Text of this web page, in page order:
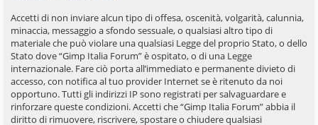
Accetti di non inviare alcun tipo di offesa, oscenità, volgarità, calunnia,
minaccia, messaggio a sfondo sessuale, o qualsiasi altro tipo di
materiale che può violare una qualsiasi Legge del proprio Stato, o dello
Stato dove “Gimp Italia Forum” è ospitato, o di una Legge
internazionale. Fare ciò porta all’immediato e permanente divieto di
accesso, con notifica al tuo provider Internet se è ritenuto da noi
opportuno. Tutti gli indirizzi IP sono registrati per salvaguardare e
rinforzare queste condizioni. Accetti che “Gimp Italia Forum” abbia il
diritto di rimuovere, riscrivere, spostare o chiudere qualsiasi